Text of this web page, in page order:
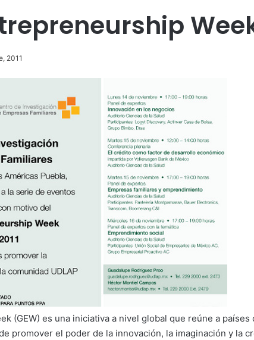
2011
(GEW) es una iniciativa a nivel global que reúne a países
promover el poder de la innovación, la imaginación y la